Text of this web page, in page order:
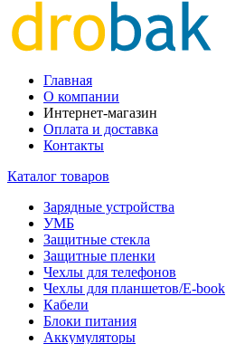
Главная
О компании
Интернет-магазин
Оплата и доставка
Контакты
Каталог товаров
Зарядные устройства
УМБ
Защитные стекла
Защитные пленки
Чехлы для телефонов
Чехлы для планшетов/E-book
Кабели
Блоки питания
Аккумуляторы